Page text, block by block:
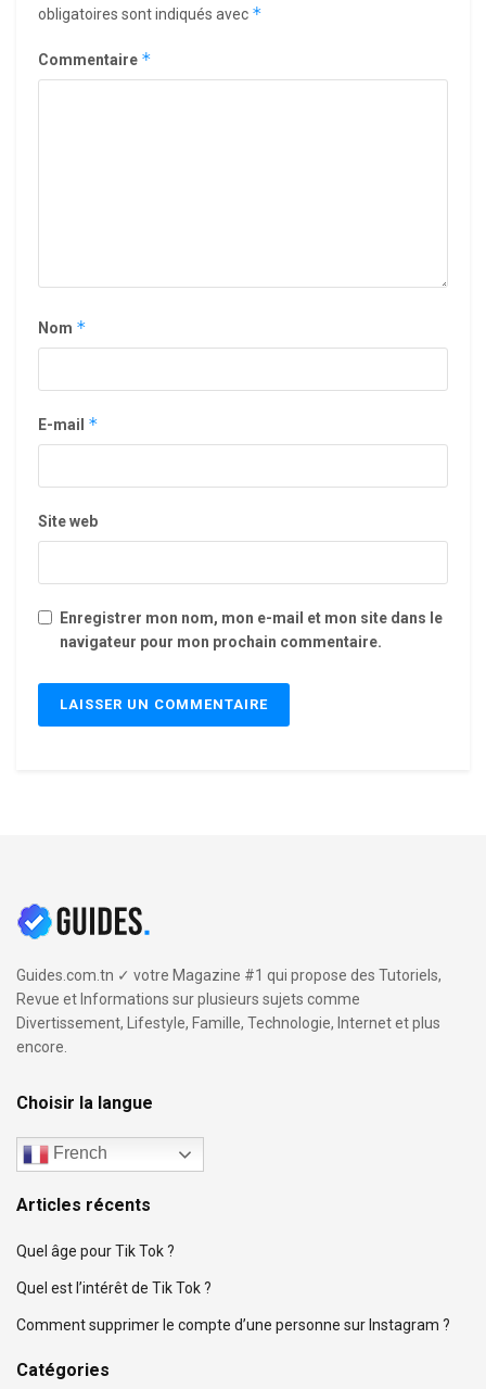
obligatoires sont indiqués avec *
Commentaire *
Nom *
E-mail *
Site web
Enregistrer mon nom, mon e-mail et mon site dans le
navigateur pour mon prochain commentaire.
Guides.com.tn ✓ votre Magazine #1 qui propose des Tutoriels,
Revue et Informations sur plusieurs sujets comme
Divertissement, Lifestyle, Famille, Technologie, Internet et plus
encore.
Choisir la langue
French
Articles récents
Quel âge pour Tik Tok ?
Quel est l’intérêt de Tik Tok ?
Comment supprimer le compte d’une personne sur Instagram ?
Catégories